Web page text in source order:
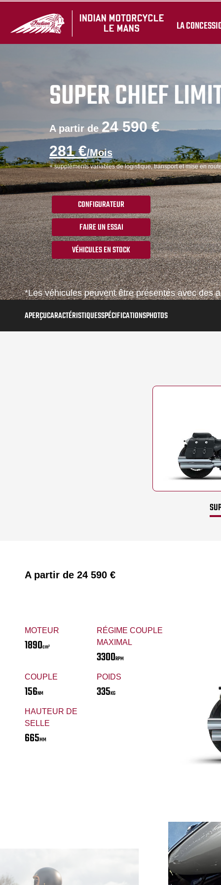
LA
SUPER CHIEF
A partir de 24 590 €
281 €/Mois
+ suppléments variables de logistique, transport et mise en
CONFIGURATEUR
FAIRE UN ESSAI
VÉHICULES EN STOCK
*Les véhicules peuvent être présentés avec des
APERÇUCARACTÉRISTIQUESSPÉCIFICATIONSPHOTOS
A partir de 24 590 €
MOTEUR
1890cm³
RÉGIME COUPLE
MAXIMAL
3300RPM
COUPLE
156NM
POIDS
335KG
HAUTEUR DE
SELLE
665MM